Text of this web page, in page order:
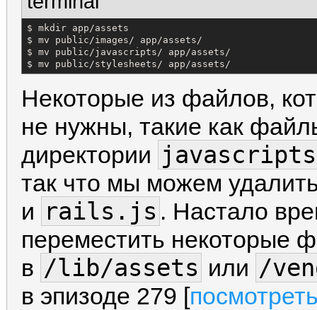
$ mkdir app/assets
$ mv public/images/ app/assets/
$ mv public/javascripts/ app/assets/
$ mv public/stylesheets/ app/assets/
Некоторые из файлов,
не нужны, такие как
директории javascripts
так что мы можем
и rails.js . Настало
переместить некоторые
в /lib/assets или /
в эпизоде 279 [